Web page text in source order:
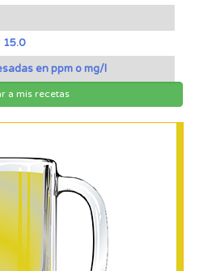
15.0
en ppm o mg/l
a mis recetas